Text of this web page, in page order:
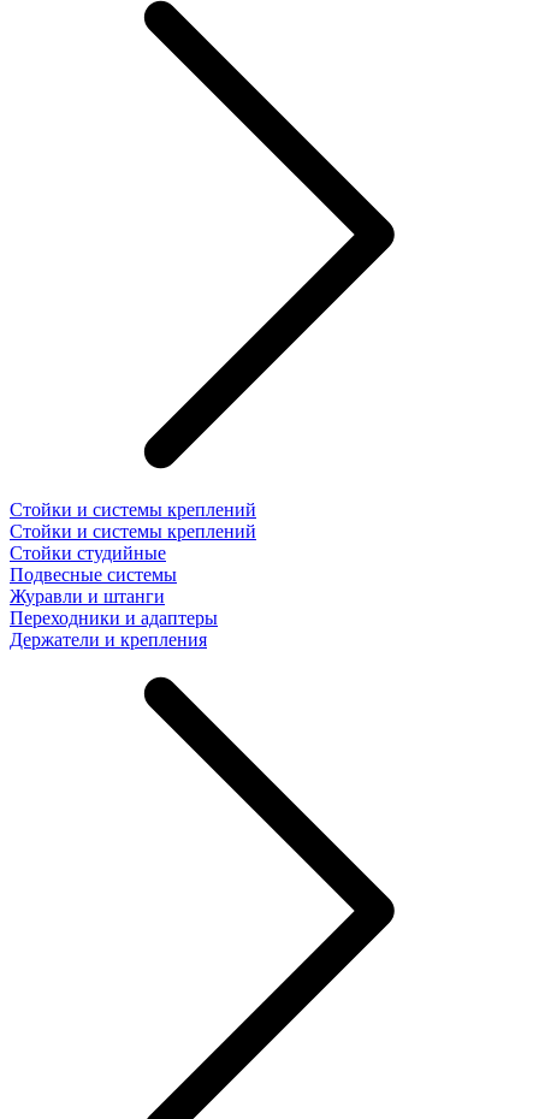
Стойки и системы креплений
Стойки и системы креплений
Стойки студийные
Подвесные системы
Журавли и штанги
Переходники и адаптеры
Держатели и крепления